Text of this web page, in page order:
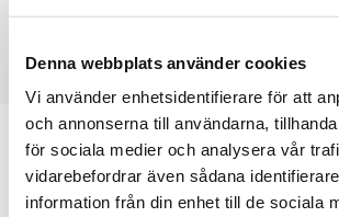
Denna webbplats använder cookies
Vi använder enhetsidentifierare för att
och annonserna till användarna,
för sociala medier och analysera vår
vidarebefordrar även sådana
information från din enhet till de sociala
Leverans 3 - 7 dagar
Öppet köp i 30 dagar
Click & Collect inom 30
Leverans 3-7 dagar
Gratis retur i butik